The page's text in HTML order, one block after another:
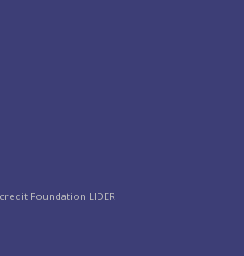
Foundation LIDER